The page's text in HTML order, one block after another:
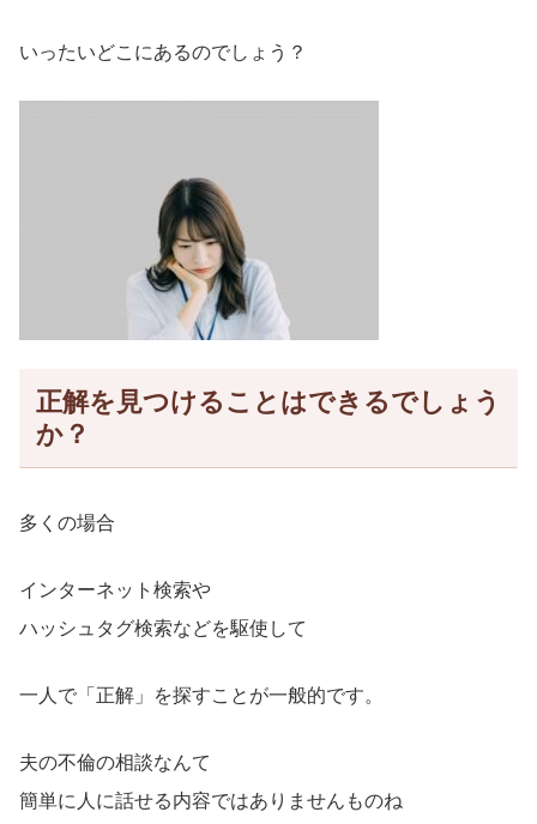
いったいどこにあるのでしょう？
正解を見つけることはできるでしょう
か？
多くの場合
インターネット検索や
ハッシュタグ検索などを駆使して
一人で「正解」を探すことが一般的です。
夫の不倫の相談なんて
簡単に人に話せる内容ではありませんものね